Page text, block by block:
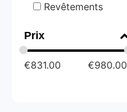
Revêtements
Prix
€831.00 €980.00